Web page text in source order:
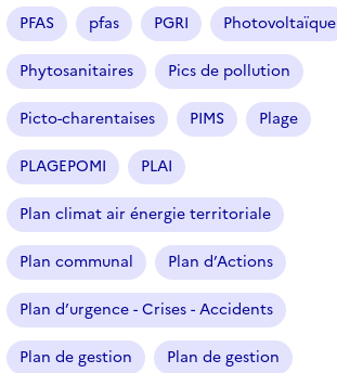
PFAS pfas PGRI Photovoltaïque
Phytosanitaires Pics de pollution
Picto-charentaises PIMS Plage
PLAGEPOMI PLAI
Plan climat air énergie territoriale
Plan communal Plan d’Actions
Plan d’urgence - Crises - Accidents
Plan de gestion Plan de gestion